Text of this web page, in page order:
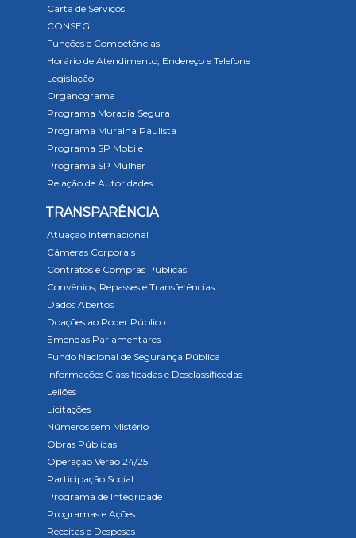
Carta de Serviços
CONSEG
Funções e Competências
Horário de Atendimento, Endereço e Telefone
Legislação
Organograma
Programa Moradia Segura
Programa Muralha Paulista
Programa SP Mobile
Programa SP Mulher
Relação de Autoridades
TRANSPARÊNCIA
Atuação Internacional
Câmeras Corporais
Contratos e Compras Públicas
Convênios, Repasses e Transferências
Dados Abertos
Doações ao Poder Público
Emendas Parlamentares
Fundo Nacional de Segurança Pública
Informações Classificadas e Desclassificadas
Leilões
Licitações
Números sem Mistério
Obras Públicas
Operação Verão 24/25
Participação Social
Programa de Integridade
Programas e Ações
Receitas e Despesas